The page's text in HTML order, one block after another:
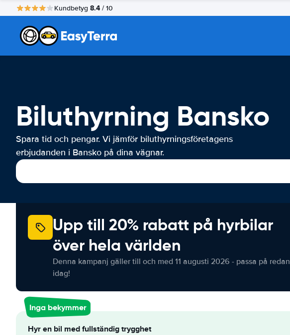
Kundbetyg 8.4 / 10
Biluthyrning Bansko
Spara tid och pengar. Vi jämför biluthyrningsföretagens
erbjudanden i Bansko på dina vägnar.
Upp till 20% rabatt på hyrbilar
över hela världen
Denna kampanj gäller till och med 11 augusti 2026 - passa på redan
idag!
Inga bekymmer
Hyr en bil med fullständig trygghet